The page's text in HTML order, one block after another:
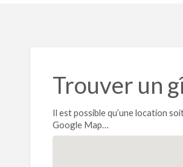
Trouver un
Il est possible qu’une location
Google Map…